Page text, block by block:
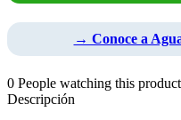
→ Conoce a
0 People watching this
Descripción